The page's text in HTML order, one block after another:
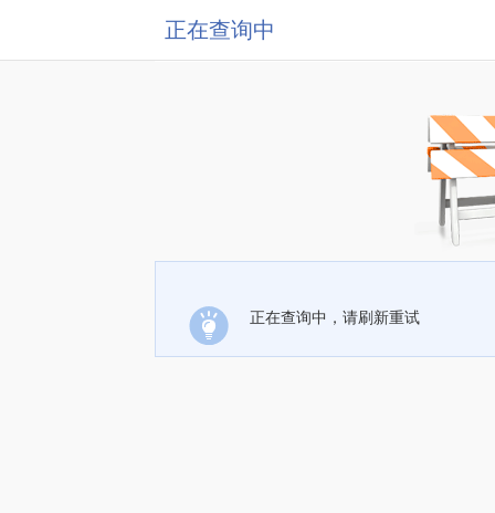
正在查询中
正在查询中，请刷新重试